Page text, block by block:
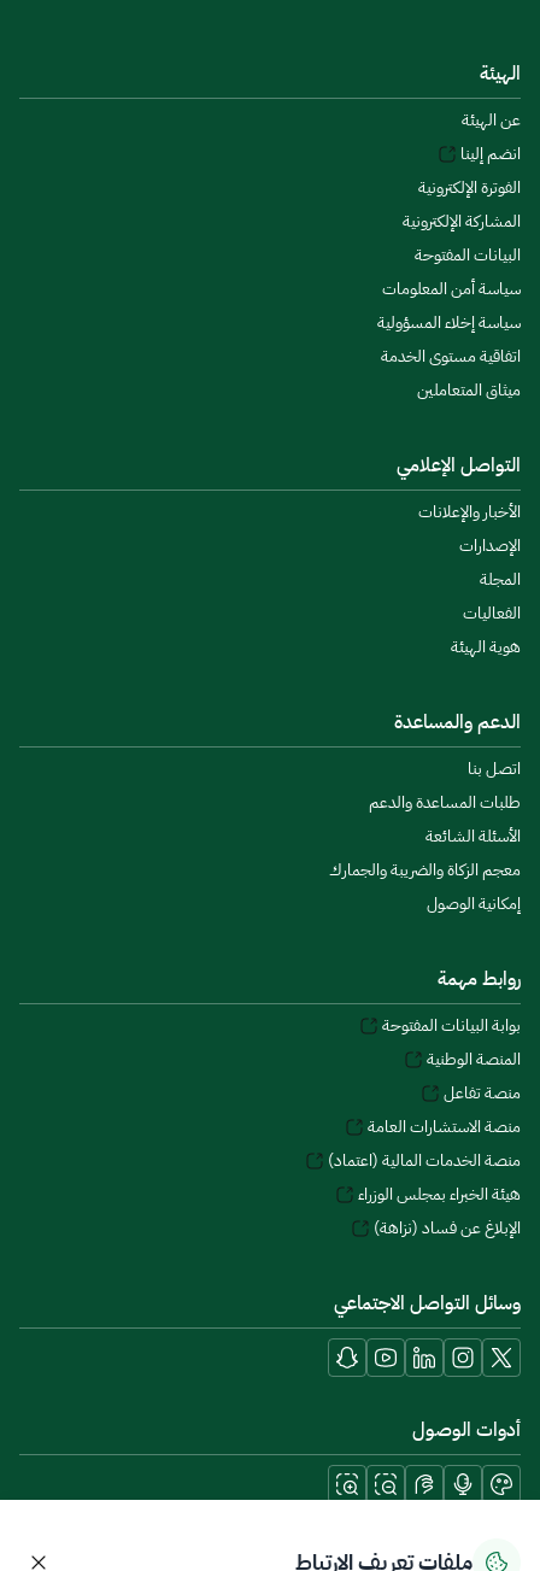
الهيئة
عن الهيئة
انضم إلينا
الفوترة الإلكترونية
المشاركة الإلكترونية
البيانات المفتوحة
سياسة أمن المعلومات
سياسة إخلاء المسؤولية
اتفاقية مستوى الخدمة
ميثاق المتعاملين
التواصل الإعلامي
الأخبار والإعلانات
الإصدارات
المجلة
الفعاليات
هوية الهيئة
الدعم والمساعدة
اتصل بنا
طلبات المساعدة والدعم
الأسئلة الشائعة
معجم الزكاة والضريبة والجمارك
إمكانية الوصول
روابط مهمة
بوابة البيانات المفتوحة
المنصة الوطنية
منصة تفاعل
منصة الاستشارات العامة
منصة الخدمات المالية (اعتماد)
هيئة الخبراء بمجلس الوزراء
الإبلاغ عن فساد (نزاهة)
وسائل التواصل الاجتماعي
أدوات الوصول
حمل تطبيقات الجوال
ملفات تعريف الارتباط